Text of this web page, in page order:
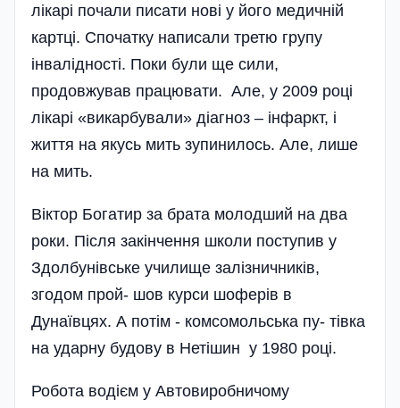
лікарі почали писати нові у його медичній
картці. Спочатку написали третю групу
інвалідності. Поки були ще сили,
продовжував працювати. Але, у 2009 році
лікарі «викарбували» діагноз – інфаркт, і
життя на якусь мить зупинилось. Але, лише
на мить.
Віктор Богатир за брата молодший на два
роки. Після закінчення школи поступив у
Здолбунівське училище залізнични­ків,
згодом прой- шов курси шоферів в
Дунаївцях. А потім - комсомольська пу- тівка
на ударну будову в Нетішин у 1980 році.
Робота водієм у Автовиробничому